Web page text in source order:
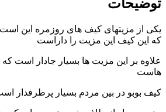
توضیحات
یکی از مزیتهای کیف های روزمره این
که این کیف این مزیت را داراست
علاوه بر این مزیت ها بسیار جادار است که
هاست
کیف بوبو در بین مردم بسیار پرطرفدار